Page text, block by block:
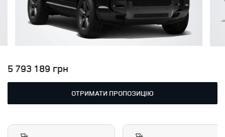
5 793 189 грн
ОТРИМАТИ ПРОПОЗИЦІЮ